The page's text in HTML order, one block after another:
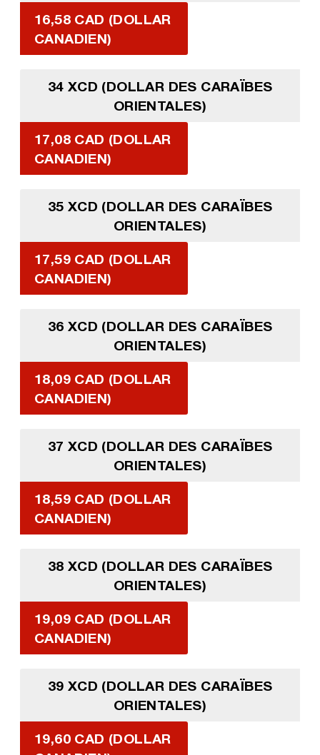
16,58 CAD (DOLLAR
CANADIEN)
34 XCD (DOLLAR DES CARAÏBES
ORIENTALES)
17,08 CAD (DOLLAR
CANADIEN)
35 XCD (DOLLAR DES CARAÏBES
ORIENTALES)
17,59 CAD (DOLLAR
CANADIEN)
36 XCD (DOLLAR DES CARAÏBES
ORIENTALES)
18,09 CAD (DOLLAR
CANADIEN)
37 XCD (DOLLAR DES CARAÏBES
ORIENTALES)
18,59 CAD (DOLLAR
CANADIEN)
38 XCD (DOLLAR DES CARAÏBES
ORIENTALES)
19,09 CAD (DOLLAR
CANADIEN)
39 XCD (DOLLAR DES CARAÏBES
ORIENTALES)
19,60 CAD (DOLLAR